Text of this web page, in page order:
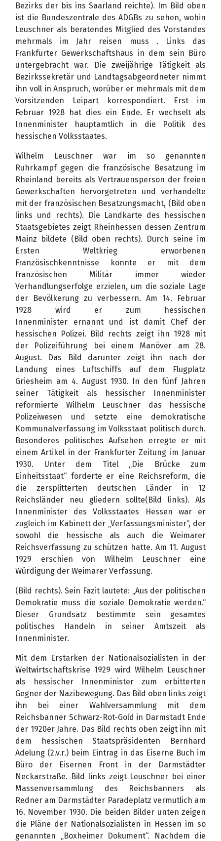
Bezirks der bis ins Saarland reichte). Im Bild oben
ist die Bundeszentrale des ADGBs zu sehen, wohin
Leuschner als beratendes Mitglied des Vorstandes
mehrmals im Jahr reisen muss . Links das
Frankfurter Gewerkschaftshaus in dem sein Büro
untergebracht war. Die zweijährige Tätigkeit als
Bezirkssekretär und Landtagsabgeordneter nimmt
ihn voll in Anspruch, worüber er mehrmals mit dem
Vorsitzenden Leipart korrespondiert. Erst im
Februar 1928 hat dies ein Ende. Er wechselt als
Innenminister hauptamtlich in die Politik des
hessischen Volksstaates.
Wilhelm Leuschner war im so genannten
Ruhrkampf gegen die französische Besatzung im
Rheinland bereits als Vertrauensperson der freien
Gewerkschaften hervorgetreten und verhandelte
mit der französischen Besatzungsmacht, (Bild oben
links und rechts). Die Landkarte des hessischen
Staatsgebietes zeigt Rheinhessen dessen Zentrum
Mainz bildete (Bild oben rechts). Durch seine im
Ersten Weltkrieg erworbenen
Französischkenntnisse konnte er mit dem
französischen Militär immer wieder
Verhandlungserfolge erzielen, um die soziale Lage
der Bevölkerung zu verbessern. Am 14. Februar
1928 wird er zum hessischen
Innenminister ernannt und ist damit Chef der
hessischen Polizei. Bild rechts zeigt ihn 1928 mit
der Polizeiführung bei einem Manöver am 28.
August. Das Bild darunter zeigt ihn nach der
Landung eines Luftschiffs auf dem Flugplatz
Griesheim am 4. August 1930. In den fünf Jahren
seiner Tätigkeit als hessischer Innenminister
reformierte Wilhelm Leuschner das hessische
Polizeiwesen und setzte eine demokratische
Kommunalverfassung im Volksstaat politisch durch.
Besonderes politisches Aufsehen erregte er mit
einem Artikel in der Frankfurter Zeitung im Januar
1930. Unter dem Titel „Die Brücke zum
Einheitsstaat“ forderte er eine Reichsreform, die
die zersplitterten deutschen Länder in 12
Reichsländer neu gliedern sollte(Bild links). Als
Innenminister des Volksstaates Hessen war er
zugleich im Kabinett der „Verfassungsminister“, der
sowohl die hessische als auch die Weimarer
Reichsverfassung zu schützen hatte. Am 11. August
1929 erschien von Wilhelm Leuschner eine
Würdigung der Weimarer Verfassung.
(Bild rechts). Sein Fazit lautete: „Aus der politischen
Demokratie muss die soziale Demokratie werden.“
Dieser Grundsatz bestimmte sein gesamtes
politisches Handeln in seiner Amtszeit als
Innenminister.
Mit dem Erstarken der Nationalsozialisten in der
Weltwirtschaftskrise 1929 wird Wilhelm Leuschner
als hessischer Innenminister zum erbitterten
Gegner der Nazibewegung. Das Bild oben links zeigt
ihn bei einer Wahlversammlung mit dem
Reichsbanner Schwarz-Rot-Gold in Darmstadt Ende
der 1920er Jahre. Das Bild rechts oben zeigt ihn mit
dem hessischenStaatspräsidenten Bernhard
Adelung (2.v.r.) beim Eintrag in das Eiserne Buch im
Büro der
Eisernen Front in der Darmstädter
Neckarstraße. Bild links zeigt Leuschner bei einer
Massenversammlung des Reichsbanners als
Redner am Darmstädter Paradeplatz vermutlich am
16. November 1930. Die beiden Bilder unten zeigen
die Pläne der Nationalsozialisten in Hessen im so
genannten „Boxheimer Dokument“. Nachdem die